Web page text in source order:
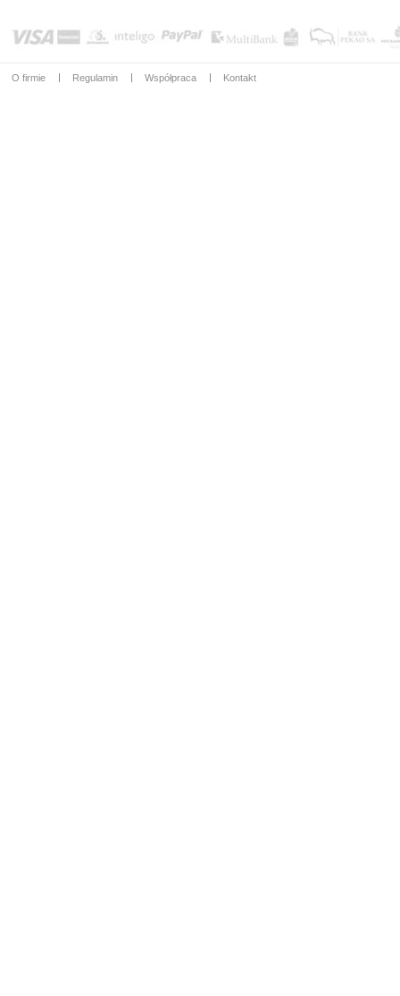
O firmie Regulamin Współpraca Kontakt